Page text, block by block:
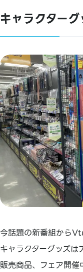
キャラクター
今話題の新番組から
キャラクターグッズは
販売商品、フェア開催